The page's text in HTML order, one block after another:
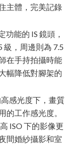
主體，完美記錄
功能的 IS 鏡頭，
級，周邊則為 7.5
在手持拍攝時能
幅降低對腳架的
感光度下，畫質
的工作感光度。
ISO 下的影像更
間婚紗攝影和室